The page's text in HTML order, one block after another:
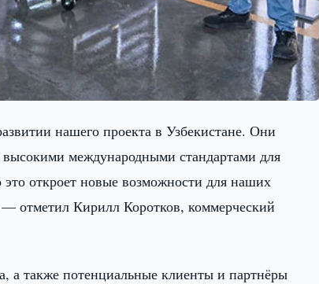
нашего проекта в Узбекистане. Они
международными стандартами для
откроет новые возможности для наших
отметил Кирилл Коротков, коммерческий
а также потенциальные клиенты и партнёры